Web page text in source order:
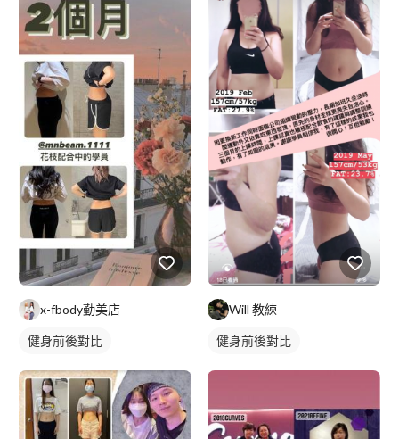
x-fbody勤美店
健身前後對比
Will 教練
健身前後對比